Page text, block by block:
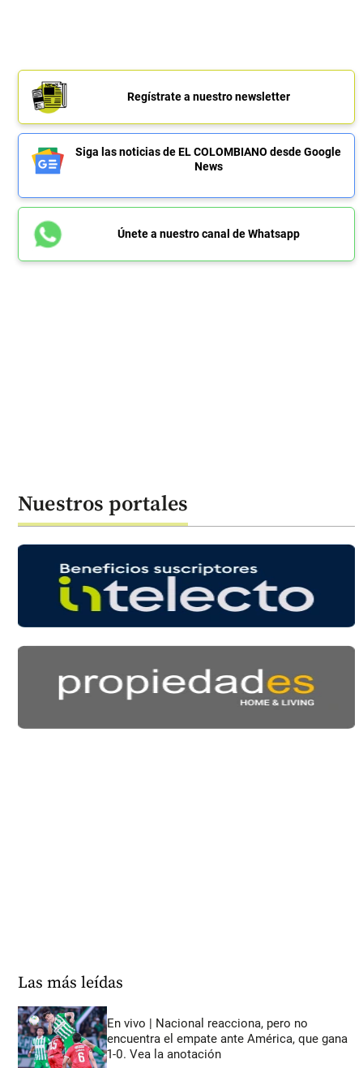
Regístrate a nuestro newsletter
Siga las noticias de EL COLOMBIANO desde Google
News
Únete a nuestro canal de Whatsapp
Nuestros portales
Las más leídas
En vivo | Nacional reacciona, pero no
encuentra el empate ante América, que gana
1-0. Vea la anotación